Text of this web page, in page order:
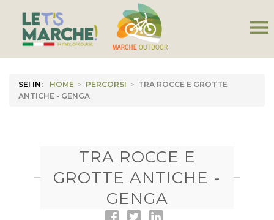
menu
SEI IN: HOME > PERCORSI > TRA ROCCE E GROTTE
ANTICHE - GENGA
TRA ROCCE E
GROTTE ANTICHE -
GENGA